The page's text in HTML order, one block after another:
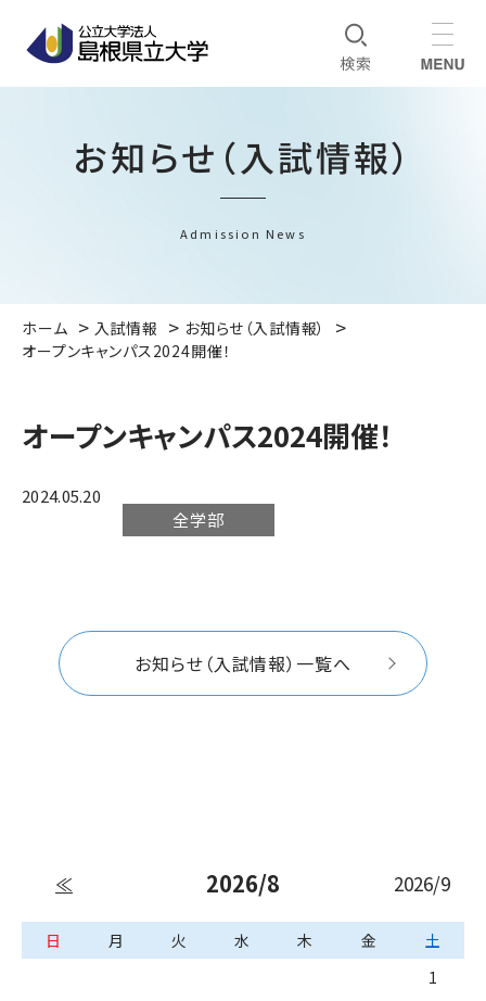
お知らせ（入試情報）
Admission News
ホーム 入試情報
お知らせ（入試情報）
オープンキャンパス2024開催！
オープンキャンパス2024開催！
2024.05.20
全学部
お知らせ（入試情報）一覧へ
≪ 2026/8 2026/9
日 月 火 水 木 金
土
1